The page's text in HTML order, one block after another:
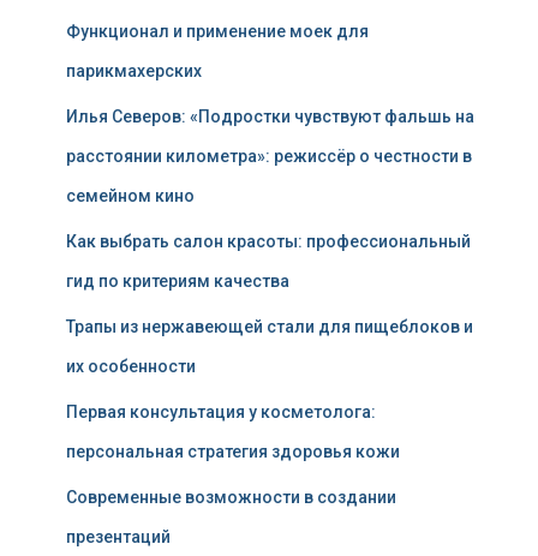
Функционал и применение моек для
парикмахерских
Илья Северов: «Подростки чувствуют фальшь на
расстоянии километра»: режиссёр о честности в
семейном кино
Как выбрать салон красоты: профессиональный
гид по критериям качества
Трапы из нержавеющей стали для пищеблоков и
их особенности
Первая консультация у косметолога:
персональная стратегия здоровья кожи
Современные возможности в создании
презентаций